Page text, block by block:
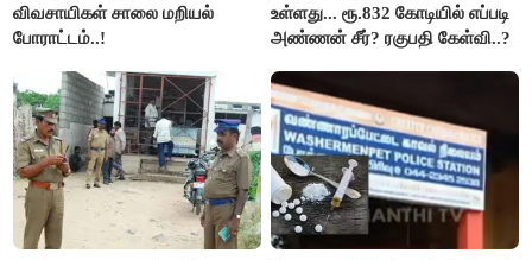
விவசாயிகள் சாலை மறியல்
போராட்டம்..!
உள்ளது... ரூ.832 கோடியில் எப்படி
அண்ணன் சீர்? ரகுபதி கேள்வி..?